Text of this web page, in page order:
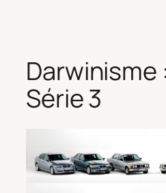
Darwinisme
Série 3